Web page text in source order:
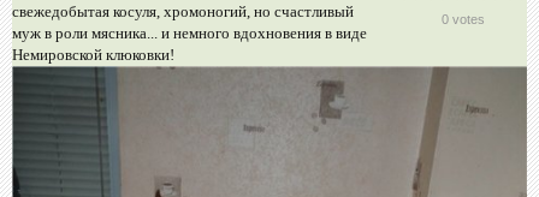
0 votes
свежедобытая косуля, хромоногий, но счастливый
муж в роли мясника... и немного вдохновения в виде
Немировской клюковки!